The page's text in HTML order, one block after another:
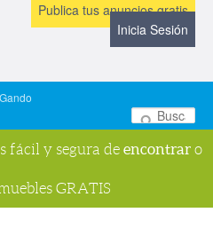
Publica tus anuncios gratis
Inicia Sesión
fácil y segura de encontrar o
GRATIS